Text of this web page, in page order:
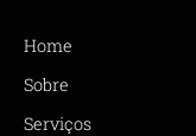
Home
Sobre
Serviços